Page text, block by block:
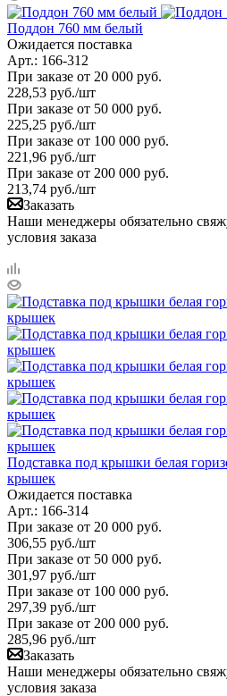
Поддон 760 мм белый
Ожидается поставка
Арт.: 166-312
При заказе от 20 000 руб.
228,53 руб./шт
При заказе от 50 000 руб.
225,25 руб./шт
При заказе от 100 000 руб.
221,96 руб./шт
При заказе от 200 000 руб.
213,74 руб./шт
Заказать
Наши менеджеры обязательно
условия заказа
Подставка под крышки белая
крышек
Ожидается поставка
Арт.: 166-314
При заказе от 20 000 руб.
306,55 руб./шт
При заказе от 50 000 руб.
301,97 руб./шт
При заказе от 100 000 руб.
297,39 руб./шт
При заказе от 200 000 руб.
285,96 руб./шт
Заказать
Наши менеджеры обязательно
условия заказа